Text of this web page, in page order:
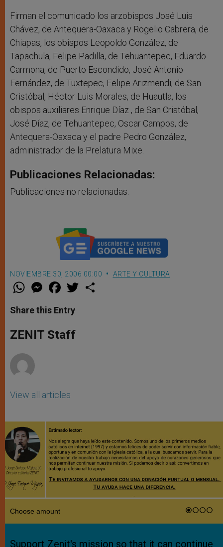
Firman el comunicado los arzobispos José Luis
Chávez, de Antequera-Oaxaca y Rogelio Cabrera, de
Chiapas, los obispos Leopoldo González, de
Tapachula, Felipe Padilla, de Tehuantepec, Eduardo
Carmona, de Puerto Escondido, José Antonio
Fernández, de Tuxtepec, Felipe Arizmendi, de San
Cristóbal, Héctor Luis Morales, de Huautla, los
obispos auxiliares Enrique Díaz , de San Cristóbal,
José Díaz, de Tehuantepec, Oscar Campos, de
Antequera-Oaxaca y el padre Pedro González,
administrador de la Prelatura Mixe.
Publicaciones Relacionadas:
Publicaciones no relacionadas.
NOVIEMBRE 30, 2006 00:00 ARTE Y CULTURA
W
t
s
p
p
M
e
s
e
g
e
F
a
e
b
o
k
w
Share this Entry
ZENIT Staff
View all articles